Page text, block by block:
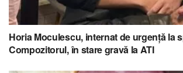
Horia Moculescu, internat de urgență la
Compozitorul, în stare gravă la ATI